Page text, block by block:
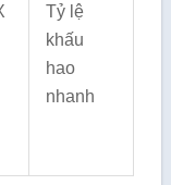
Tỷ lệ
khấu
hao
nhanh